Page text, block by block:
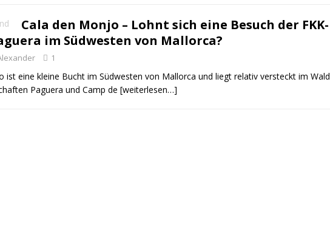
Cala den Monjo – Lohnt sich eine Besuch der FKK-
im Südwesten von Mallorca?
1
ist eine kleine Bucht im Südwesten von Mallorca und liegt relativ versteckt im Wald
Paguera und Camp de [weiterlesen…]